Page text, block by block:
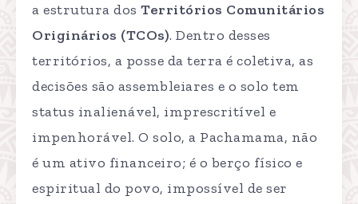
a estrutura dos Territórios Comunitários
Originários (TCOs). Dentro desses
territórios, a posse da terra é coletiva, as
decisões são assembleiares e o solo tem
status inalienável, imprescritível e
impenhorável. O solo, a Pachamama, não
é um ativo financeiro; é o berço físico e
espiritual do povo, impossível de ser